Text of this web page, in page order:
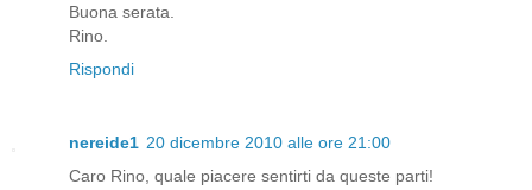
Buona serata.
Rino.
Rispondi
nereide1 20 dicembre 2010 alle ore 21:00
Caro Rino, quale piacere sentirti da queste parti!